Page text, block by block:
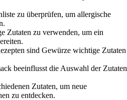
zu überprüfen, um allergische
Zutaten zu verwenden, um ein
sind Gewürze wichtige Zutaten
beeinflusst die Auswahl der Zutaten
Zutaten, um neue
zu entdecken.